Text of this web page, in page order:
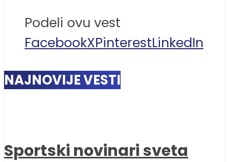
Podeli ovu vest
FacebookXPinterestLinkedIn
NAJNOVIJE VESTI
Sportski novinari sveta